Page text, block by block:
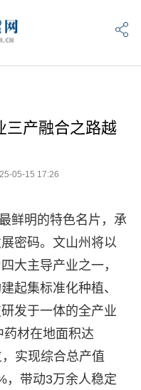
三产融合之路越
05-15 17:26
鲜明的特色名片，承
密码。文山州将以
大主导产业之一，
起集标准化种植、
发于一体的全产业
材在地面积达
实现综合总产值
，带动3万余人稳定